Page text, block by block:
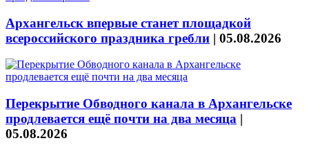
Архангельск впервые станет площадкой
всероссийского праздника гребли | 05.08.2026
Перекрытие Обводного канала в Архангельске
продлевается ещё почти на два месяца |
05.08.2026